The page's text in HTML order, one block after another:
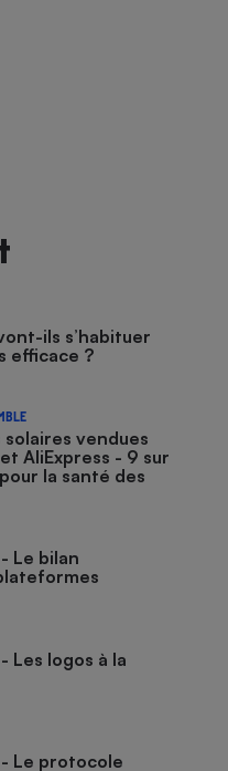
ils s’habituer
efficace ?
vendues
AliExpress - 9 sur
la santé des
Le bilan
Les logos à la
Le protocole